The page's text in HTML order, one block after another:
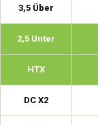
3,5 Über
2,5 Unter
HTX
DC X2